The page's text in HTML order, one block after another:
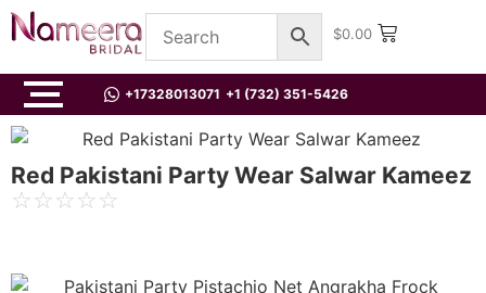
$0.00
+17328013071 +1 (732) 351-5426
Red Pakistani Party Wear Salwar Kameez
☆☆☆☆☆